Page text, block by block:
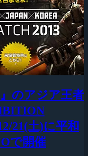
のアジア王者
21(土)に平和
で開催